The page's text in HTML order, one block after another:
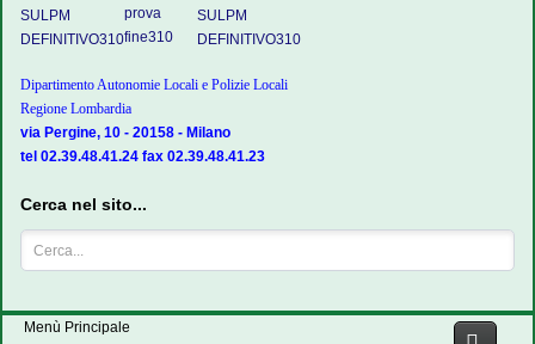
Dipartimento Autonomie Locali e Polizie Locali
Regione Lombardia
via Pergine, 10 - 20158 - Milano
tel 02.39.48.41.24 fax 02.39.48.41.23
Cerca nel sito...
Cerca...
Menù Principale